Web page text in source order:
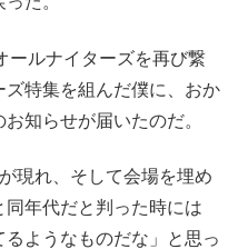
ールナイターズを再び繋
特集を組んだ僕に、おか
知らせが届いたのだ。
現れ、そして会場を埋め
年代だと判った時には
るようなものだな」と思っ